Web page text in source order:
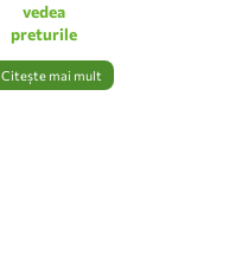
vedea
preturile
Citește mai mult